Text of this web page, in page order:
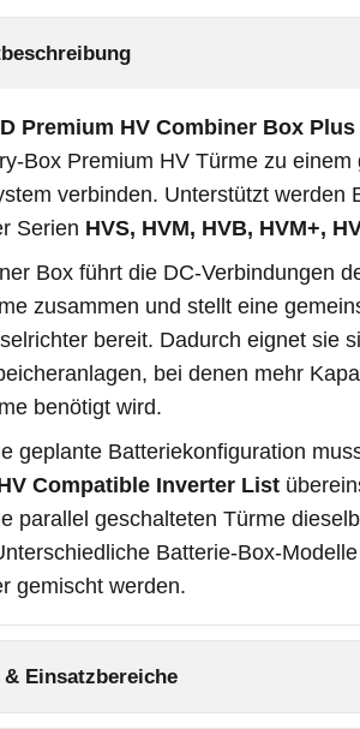
Premium HV Combiner Box Plus
Box Premium HV Türme zu einem
verbinden. Unterstützt werden
Serien HVS, HVM, HVB, HVM+,
Box führt die DC-Verbindungen
zusammen und stellt eine
bereit. Dadurch eignet sie
bei denen mehr
benötigt wird.
geplante Batteriekonfiguration
Compatible Inverter List
parallel geschalteten Türme
Batterie-Box-
gemischt werden.
Einsatzbereiche